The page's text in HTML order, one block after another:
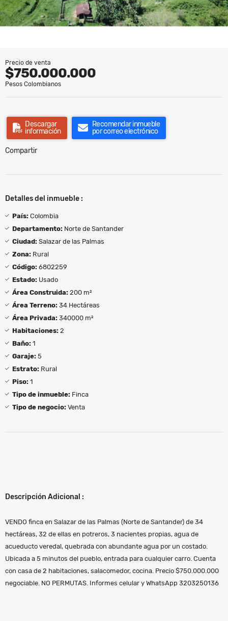
Precio de venta
$750.000.000
Pesos Colombianos
Descargar
información
Recomendar inmueble
por correo electrónico
Compartir
Detalles del inmueble :
País: Colombia
Departamento: Norte de Santander
Ciudad: Salazar de las Palmas
Zona: Rural
Código: 6802259
Estado: Usado
Área Construida: 200 m²
Área Terreno: 34 Hectáreas
Área Privada: 340000 m²
Habitaciones: 2
Baño: 1
Garaje: 5
Estrato: Rural
Piso: 1
Tipo de inmueble: Finca
Tipo de negocio: Venta
Descripción Adicional :
VENDO finca en Salazar de las Palmas (Norte de Santander) de 34
hectáreas, 32 de ellas en potreros, 3 nacientes propias, agua de
acueducto veredal, quebrada con abundante agua por un costado.
Ubicada a 5 minutos del pueblo, entrada para cualquier carro. Cuenta
con casa de 2 habitaciones, salacomedor, cocina. Precio $750.000.000
negociable. NO PERMUTAS. Informes celular y WhatsApp 3203250136